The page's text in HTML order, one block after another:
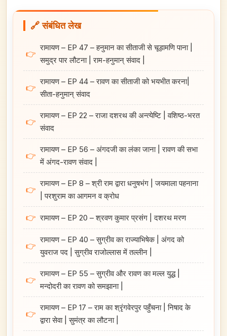
🔗 संबंधित लेख
👉
रामायण – EP 47 – हनुमान का सीताजी से चूड़ामणि पाना |
समुद्र पार लौटना | राम-हनुमान्‌ संवाद |
👉
रामायण – EP 44 – रावण का सीताजी को भयभीत करना|
सीता-हनुमान्‌ संवाद
👉
रामायण – EP 22 – राजा दशरथ की अन्त्येष्टि | वशिष्ठ-भरत
संवाद
👉
रामायण – EP 56 – अंगदजी का लंका जाना | रावण की सभा
में अंगद-रावण संवाद |
👉
रामायण – EP 8 – श्री राम द्वारा धनुषभंग | जयमाला पहनाना
| परशुराम का आगमन व क्रोध
👉 रामायण – EP 20 – श्रवण कुमार प्रसंग | दशरथ मरण
👉
रामायण – EP 40 – सुग्रीव का राज्याभिषेक | अंगद को
युवराज पद | सुग्रीव राजोल्लास में तल्लीन |
👉
रामायण – EP 55 – सुग्रीव और रावण का मल्ल युद्ध |
मन्दोदरी का रावण को समझाना |
👉
रामायण – EP 17 – राम का श्रृंगवेरपुर पहुँचना | निषाद के
द्वारा सेवा | सुमंत्र का लौटना |